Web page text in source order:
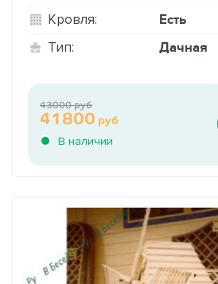
Кровля: Есть
Тип: Дачная
В наличии
41800 руб
43000 руб